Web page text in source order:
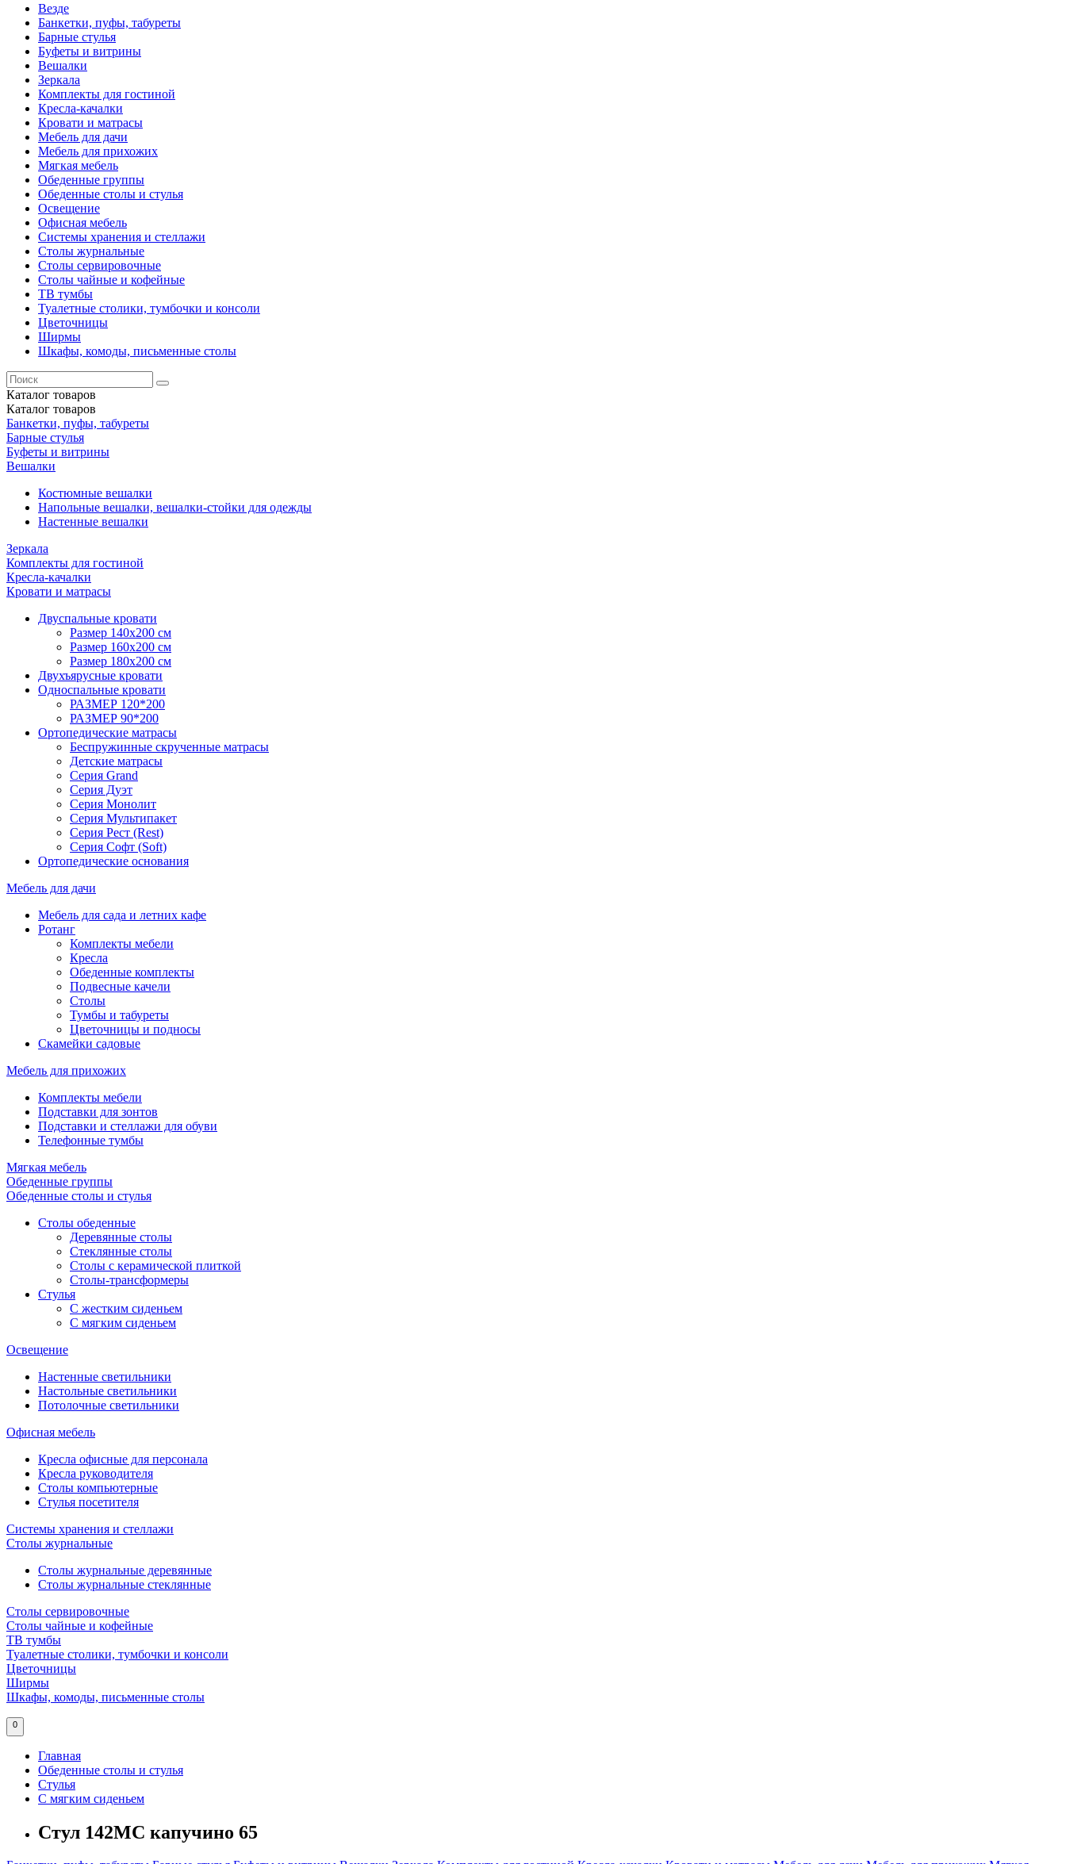
Везде
Банкетки, пуфы, табуреты
Барные стулья
Буфеты и витрины
Вешалки
Зеркала
Комплекты для гостиной
Кресла-качалки
Кровати и матрасы
Мебель для дачи
Мебель для прихожих
Мягкая мебель
Обеденные группы
Обеденные столы и стулья
Освещение
Офисная мебель
Системы хранения и стеллажи
Столы журнальные
Столы сервировочные
Столы чайные и кофейные
ТВ тумбы
Туалетные столики, тумбочки и консоли
Цветочницы
Ширмы
Шкафы, комоды, письменные столы
Каталог товаров
Каталог товаров
Банкетки, пуфы, табуреты
Барные стулья
Буфеты и витрины
Вешалки
Костюмные вешалки
Напольные вешалки, вешалки-стойки для одежды
Настенные вешалки
Зеркала
Комплекты для гостиной
Кресла-качалки
Кровати и матрасы
Двуспальные кровати
Размер 140х200 см
Размер 160х200 см
Размер 180х200 см
Двухъярусные кровати
Односпальные кровати
РАЗМЕР 120*200
РАЗМЕР 90*200
Ортопедические матрасы
Беспружинные скрученные матрасы
Детские матрасы
Серия Grand
Серия Дуэт
Серия Монолит
Серия Мультипакет
Серия Рест (Rest)
Серия Софт (Soft)
Ортопедические основания
Мебель для дачи
Мебель для сада и летних кафе
Ротанг
Комплекты мебели
Кресла
Обеденные комплекты
Подвесные качели
Столы
Тумбы и табуреты
Цветочницы и подносы
Скамейки садовые
Мебель для прихожих
Комплекты мебели
Подставки для зонтов
Подставки и стеллажи для обуви
Телефонные тумбы
Мягкая мебель
Обеденные группы
Обеденные столы и стулья
Столы обеденные
Деревянные столы
Стеклянные столы
Столы с керамической плиткой
Столы-трансформеры
Стулья
С жестким сиденьем
С мягким сиденьем
Освещение
Настенные светильники
Настольные светильники
Потолочные светильники
Офисная мебель
Кресла офисные для персонала
Кресла руководителя
Столы компьютерные
Стулья посетителя
Системы хранения и стеллажи
Столы журнальные
Столы журнальные деревянные
Столы журнальные стеклянные
Столы сервировочные
Столы чайные и кофейные
ТВ тумбы
Туалетные столики, тумбочки и консоли
Цветочницы
Ширмы
Шкафы, комоды, письменные столы
0
Главная
Обеденные столы и стулья
Стулья
С мягким сиденьем
Стул 142МС капучино 65